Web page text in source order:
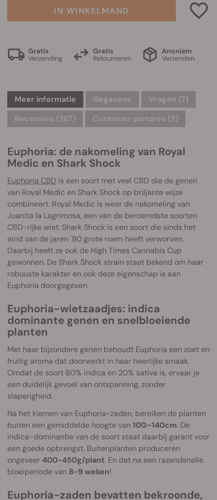
IN WINKELMAND
Gratis
Verzending
Gratis
Retourneren
Anoniem
Verzenden
Meer informatie Gegevens Vragen (7)
Recensies (267)
Customer pictures (3)
Euphoria: de nakomeling van Royal
Medic en Shark Shock
Euphoria CBD is een soort met veel CBD die de genen
van Royal Medic en Shark Shock op briljante wijze
combineert. Royal Medic is weer de nakomeling van
Juanita la Lagrimosa, een van de beroemdste soorten
CBD-rijke wiet. Shark Shock is een soort die sinds het
eind van de jaren '90 grote roem heeft verworven.
Daarbij heeft ze ook de High Times Cannabis Cup
gewonnen. De Shark Shock strain staat bekend om haar
robuuste karakter en ook deze eigenschap is aan
Euphoria doorgegeven.
Euphoria-wietzaadjes: indica
dominante genen en snelbloeiende
planten
Met haar bijzondere genen behoudt Euphoria een zoet en
fruitig aroma dat doorwerkt in haar heerlijke smaak.
Omdat de soort 80% indica en 20% sativa is, ervaar je
een duidelijk gevoel van ontspanning, zonder
slaperigheid.
Na het kiemen van Euphoria-zaden, bereiken de planten
buiten een gemiddelde hoogte van 100–140cm. De
indica-dominantie van de soort staat daarbij garant voor
een goede opbrengst. Buitenplanten produceren
ongeveer 400-450g/plant. En dat na een razendsnelle
bloeiperiode van 8-9 weken!
Euphoria-zaden bevatten bekroonde,